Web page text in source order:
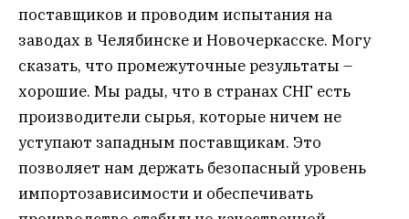
поставщиков и проводим испытания на
заводах в Челябинске и Новочеркасске. Могу
сказать, что промежуточные результаты –
хорошие. Мы рады, что в странах СНГ есть
производители сырья, которые ничем не
уступают западным поставщикам. Это
позволяет нам держать безопасный уровень
импортозависимости и обеспечивать